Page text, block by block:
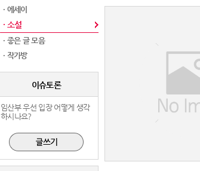
· 에세이
· 소설
· 좋은 글 모음
· 작가방
이슈토론
임산부 우선 입장 어떻게 생각
하시나요?